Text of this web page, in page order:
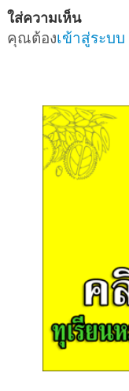
ใส่ความเห็น
คุณต้องเข้าสู่ระบบ